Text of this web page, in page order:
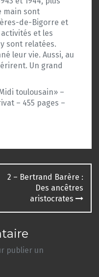
main sont
de-Bigorre et
et les
sont relatées.
leur vie. Aussi, au
Un grand
toulousain» –
– 455 pages –
2 – Bertrand Barère :
Des ancêtres
aristocrates
publier un